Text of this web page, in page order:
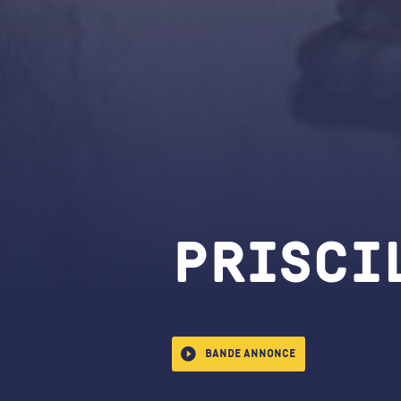
Bande annonce